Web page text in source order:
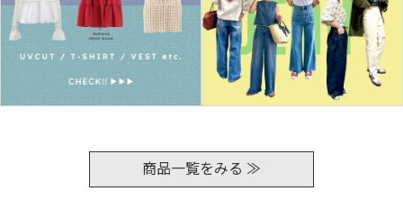
商品一覧をみる ≫